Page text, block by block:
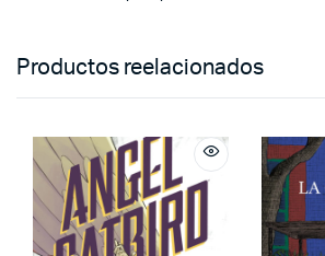
Productos reelacionados